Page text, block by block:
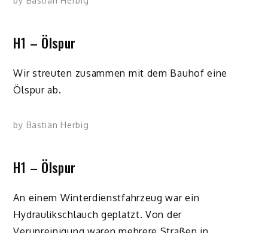
H1 – Ölspur
Wir streuten zusammen mit dem Bauhof eine
Ölspur ab.
by Bastian Herbig
H1 – Ölspur
An einem Winterdienstfahrzeug war ein
Hydraulikschlauch geplatzt. Von der